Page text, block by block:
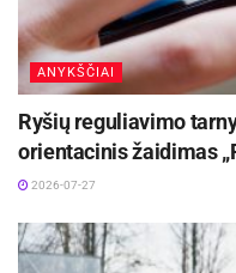
ANYKŠČIAI
Ryšių reguliavimo
orientacinis žaidimas
2026-07-27